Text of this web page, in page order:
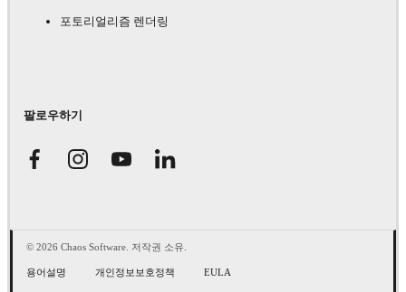
포토리얼리즘 렌더링
팔로우하기
© 2026 Chaos Software. 저작권 소유.
용어설명 개인정보보호정책 EULA